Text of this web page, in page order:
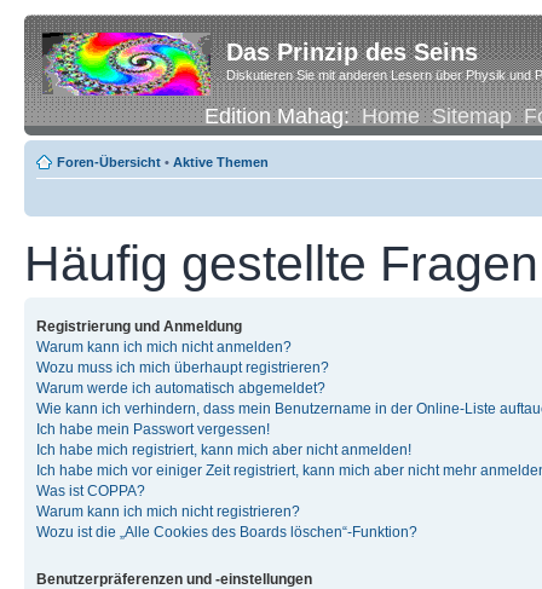
Das Prinzip des Seins
Diskutieren Sie mit anderen Lesern über Physik und
Edition Mahag:Home Sitemap
Foren-Übersicht • Aktive Themen
Häufig gestellte Fragen
Registrierung und Anmeldung
Warum kann ich mich nicht anmelden?
Wozu muss ich mich überhaupt registrieren?
Warum werde ich automatisch abgemeldet?
Wie kann ich verhindern, dass mein Benutzername in der Online-Liste
Ich habe mein Passwort vergessen!
Ich habe mich registriert, kann mich aber nicht anmelden!
Ich habe mich vor einiger Zeit registriert, kann mich aber nicht mehr
Was ist COPPA?
Warum kann ich mich nicht registrieren?
Wozu ist die „Alle Cookies des Boards löschen“-Funktion?
Benutzerpräferenzen und -einstellungen